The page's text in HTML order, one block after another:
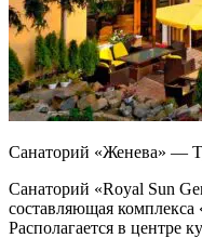
Санаторий «Женева» —
Санаторий «Royal Sun
составляющая комплекса
Располагается в центре